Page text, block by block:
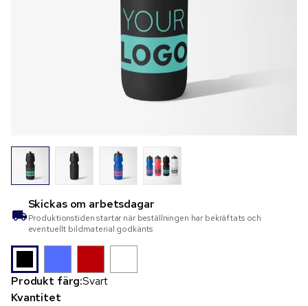
Skickas om arbetsdagar
Produktionstiden startar när beställningen har bekräftats och
eventuellt bildmaterial godkänts
Produkt färg:Svart
Kvantitet